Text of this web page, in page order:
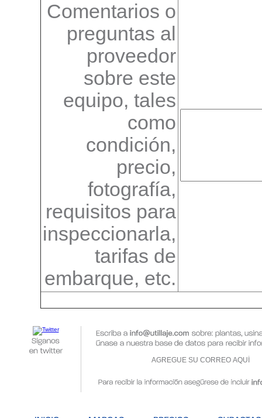
Comentarios o
preguntas al
proveedor
sobre este
equipo, tales
como
condición,
precio,
fotografía,
requisitos para
inspeccionarla,
tarifas de
embarque, etc.